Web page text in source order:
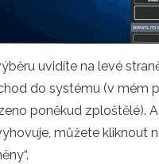
uvidíte na levé
do systému (v mém
poněkud zploštělé).
můžete kliknout